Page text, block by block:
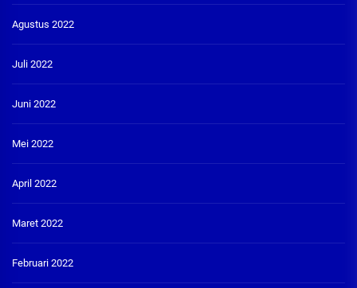
Agustus 2022
Juli 2022
Juni 2022
Mei 2022
April 2022
Maret 2022
Februari 2022